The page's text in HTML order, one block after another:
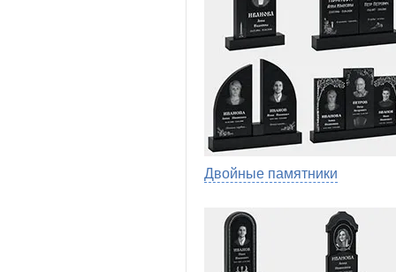
Двойные памятники